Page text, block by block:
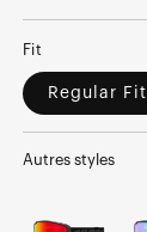
Fit
Regular Fit
Autres styles